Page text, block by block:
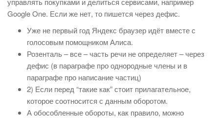
Google One. Если же нет, то пишется через дефис.
Уже не первый год Яндекс браузер идёт вместе с
голосовым помощником Алиса.
Розенталь – все – часть речи не определяет – через
дефис (в параграфе про однородные члены и в
параграфе про написание частиц)
2) Если перед “такие как” стоит прилагательное,
которое соотносится с данным оборотом.
А обособленные обороты, как правило, можно